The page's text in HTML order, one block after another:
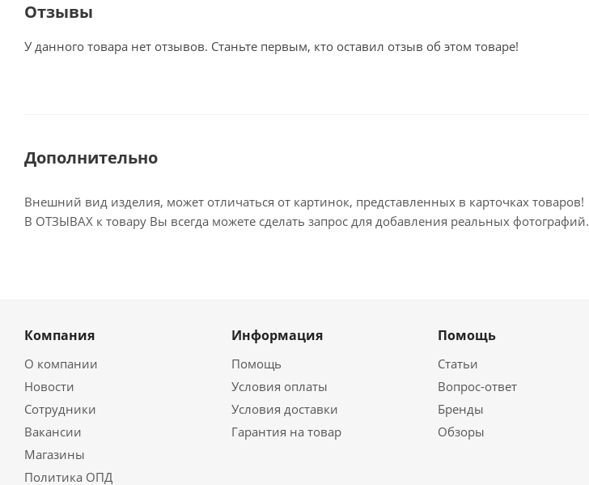
Отзывы
У данного товара нет отзывов. Станьте первым, кто оставил отзыв об этом товаре!
Дополнительно
Внешний вид изделия, может отличаться от картинок, представленных в карточках товаров!
В ОТЗЫВАХ к товару Вы всегда можете сделать запрос для добавления реальных фотографий.
Компания
О компании
Новости
Сотрудники
Вакансии
Магазины
Политика ОПД
Информация
Помощь
Условия оплаты
Условия доставки
Гарантия на товар
Помощь
Статьи
Вопрос-ответ
Бренды
Обзоры